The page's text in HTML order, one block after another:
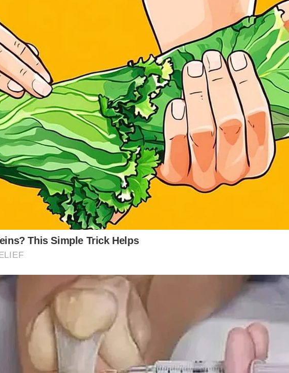
പ്രേമ ജിഹാദിനായി കോപ്പു കൂട്ടുന്ന മതമൗലിക വാദ സംഘങ്ങളും
വിസ്മരിക്കും . കാരണം ഇസ്ളാ‍ാമിസ്റ്റുകളുടെ ദളിത് സ്നേഹം
തന്റെ രാജിക്കത്തിൽ ജെ എൻ മണ്ഡൽ വ്യക്തമായി
ഭാഗമായി നടന്ന ഹിന്ദു കൂട്ടക്കൊലകളും നവഖലിയിൽ നടന്ന
പ്രവർത്തനങ്ങളും ബലാത്സംഗവുമെല്ലാം മണ്ഡൽ തന്റെ രാജിക്കത്തിൽ
. പാകിസ്ഥാനിലെ ഹിന്ദു ന്യൂനപക്ഷത്തിന്റെ, ദളിതരുടെ പ്രതിനിധിയായി ,
പാകിസ്ഥാനിലെത്തിയ താൻ നേരിട്ട
ചൂണ്ടിക്കാട്ടുന്നു.
പൊലീസും മതമൗലിക വാദ സംഘങ്ങളും ദളിത് സമുദായത്തെ
അദ്ദേഹം വേദനയോടെ പറഞ്ഞിട്ടുണ്ട് .കൊൽക്കത്തയിലെ ഗോപാൽ
പ്രതികാരം ചെയ്യാൻ തയ്യാറെടുത്തപ്പോൾ താൻ പോയി അവരെ
കുറ്റബോധത്തോടെയെന്ന വണ്ണമാണ് വിവരിക്കുന്നത് .
, പെൺകുട്ടികളെ തട്ടിക്കൊണ്ടു പോയി പട്ടാളക്കാർക്ക്
കൊലപാതകങ്ങൾ കൊള്ളിവെക്കലുകൾ , കൊള്ളയടിക്കൽ എല്ലാം
രാജിക്കത്തിൽ അദ്ദേഹം വിവരിക്കുന്നു . ക്ഷേത്രങ്ങളെ നശിപ്പിച്ച്
ചൂണ്ടിക്കാട്ടുന്നു .
style=”1″]“എന്റെ ഒമ്പത് ദിവസത്തെ ഡാക്ക വാസത്തില്‍ ഞാന്‍ കലാപ
പ്രദേശങ്ങളും സന്ദര്‍ശിച്ചു പട്ടണവും ഗ്രാമങ്ങളും ഉള്‍പ്പടെ മിര്‍പൂര്‍
ഗന്ജിനും ഇടക്കും, ഡാക്കക്കും ചിറ്റഗോങ്ങിനും ഇടക്കുള്ള
നിഷ്കളങ്കര്‍ ആയ ഹിന്ദുക്കളെ കൊലപ്പെടുത്തിയ വാര്‍ത്ത
രണ്ടാം ദിനം ഞാന്‍ കിഴക്കൻ ബംഗാൾ മുഖ്യമന്ത്രിയെ നേരിട്ട്
നഗരങ്ങളിലേക്കും ഗ്രാമങ്ങളിലേക്കും പടരുന്നത് തടയുവാനായി വേണ്ട